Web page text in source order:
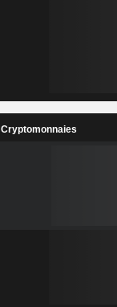
Cryptomonnaies